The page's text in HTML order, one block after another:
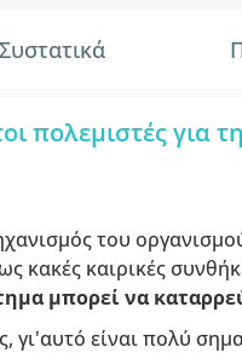
Συστατικά
πολεμιστές για
του
κακές καιρικές
μπορεί να
γι'αυτό είναι πολύ